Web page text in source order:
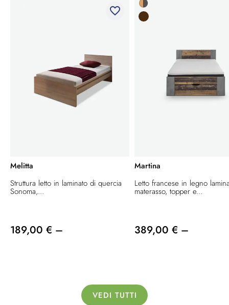
favorite_border
Melitta
Struttura letto in laminato di quercia
Sonoma,...
189,00 € –
Martina
Letto francese in legno
materasso, topper e...
389,00 € –
VEDI TUTTI